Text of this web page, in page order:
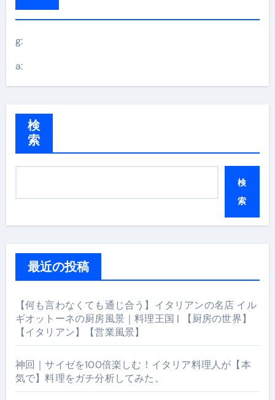
g:
a:
検
索
検
索
最近の投稿
【何も言わなくても通じ合う】イタリアンの名店 イル
ギオットーネの厨房風景｜料理王国 | 【厨房の世界】
【イタリアン】【営業風景】
神回｜サイゼを100倍楽しむ！イタリア料理人が【本
気で】料理をガチ分析してみた。